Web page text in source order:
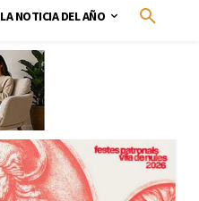
LA NOTICIA DEL AÑO